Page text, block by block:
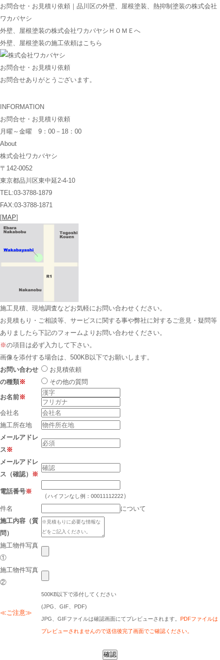
お問合せ・お見積り依頼｜品川区の外壁、屋根塗装、熱抑制塗装の株式会社
ワカバヤシ
外壁、屋根塗装の株式会社ワカバヤシＨＯＭＥへ
外壁、屋根塗装の施工依頼はこちら
お問合せ・お見積り依頼
お問合せありがとうございます。
INFORMATION
お問合せ・お見積り依頼
月曜～金曜 9：00－18：00
About
株式会社ワカバヤシ
〒142-0052
東京都品川区東中延2-4-10
TEL:03-3788-1879
FAX:03-3788-1871
[MAP]
施工見積、現地調査などお気軽にお問い合わせください。
お見積もり・ご相談等、サービスに関する事や弊社に対するご意見・疑問等
ありましたら下記のフォームよりお問い合わせください。
※の項目は必ず入力して下さい。
画像を添付する場合は、500KB以下でお願いします。
お問い合わせ
の種類※
お見積依頼
その他の質問
お名前※
会社名
施工所在地
メールアドレ
ス ※
メールアドレ
ス（確認）
※
電話番号※
（ハイフンなし例：00011112222）
件名
について
施工内容（質
問）
施工物件写真
①
施工物件写真
②
≪ご注意≫
500KB以下で添付してください
(JPG、GIF、PDF)
JPG、GIFファイルは確認画面にてプレビューされます。 PDFファイルは
プレビューされませんので送信後完了画面でご確認ください。